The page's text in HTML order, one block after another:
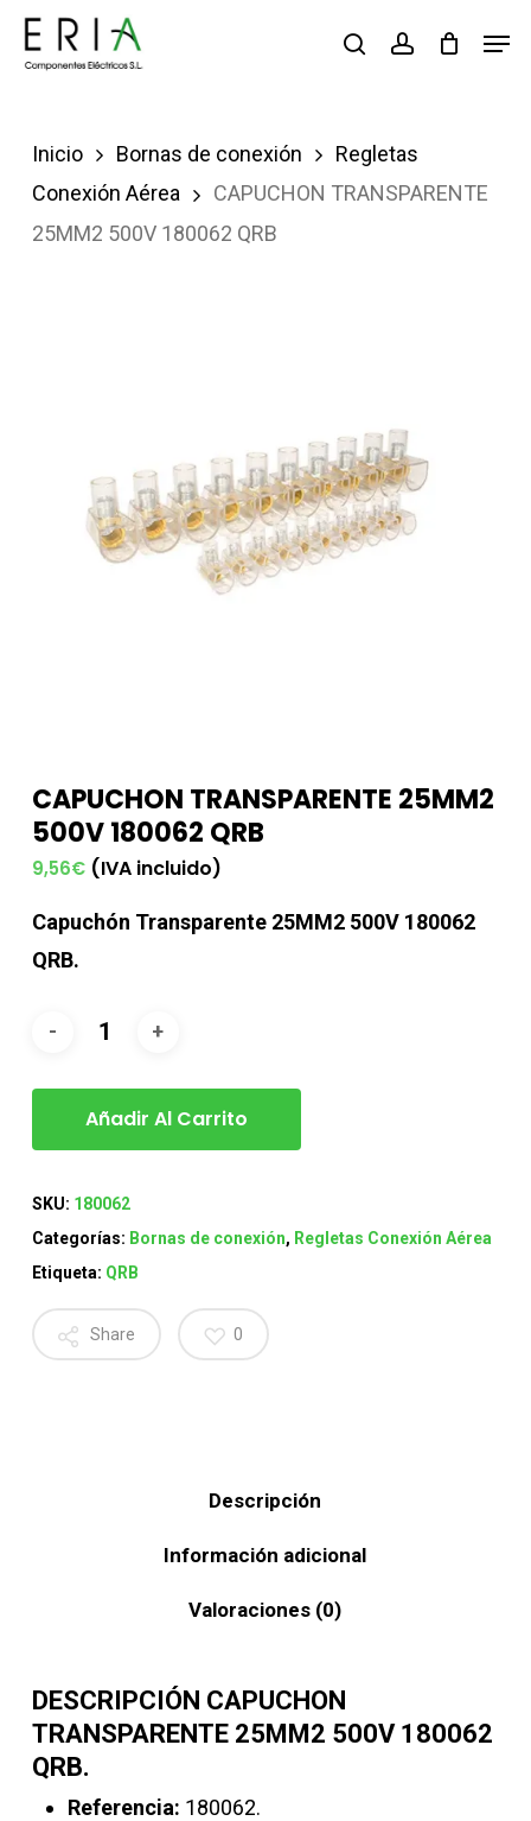
Saltar
buscaraccount
Inicio Bornas de conexión
Regletas
Conexión Aérea
CAPUCHON TRANSPARENTE
25MM2 500V 180062 QRB
CAPUCHON TRANSPARENTE 25MM2
500V 180062 QRB
9,56€ (IVA incluido)
Capuchón Transparente 25MM2 500V 180062
QRB.
Añadir Al Carrito
SKU: 180062
Categorías: Bornas de conexión, Regletas Conexión Aérea
Etiqueta: QRB
Share 0
Descripción
Información adicional
Valoraciones (0)
DESCRIPCIÓN CAPUCHON
TRANSPARENTE 25MM2 500V 180062
QRB.
Referencia: 180062.